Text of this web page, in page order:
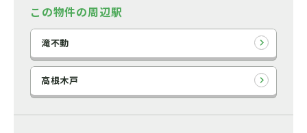
この物件の周辺駅
滝不動
高根木戸